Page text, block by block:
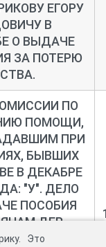
ЕГОРУ
В
О ВЫДАЧЕ
ЗА ПОТЕРЮ
ПО
ПОМОЩИ,
ПРИ
БЫВШИХ
В ДЕКАБРЕ
"У". ДЕЛО
ПОСОБИЯ
ДЕР.
Это